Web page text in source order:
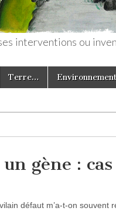
interventions ou
Terre… Environnement
gène :
défaut m’a-t-on souvent